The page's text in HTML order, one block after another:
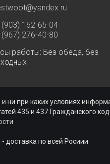
(903) 162-65-04
276-40-80
работы: Без обеда, без
при каких условиях
435 и 437 Гражданского
доставка по всей Росиии